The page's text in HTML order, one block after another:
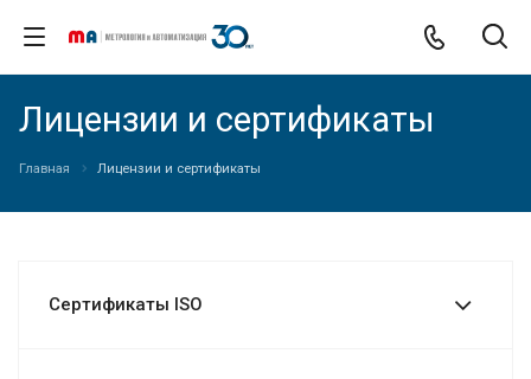
Лицензии и сертификаты
Главная Лицензии и сертификаты
Сертификаты ISO